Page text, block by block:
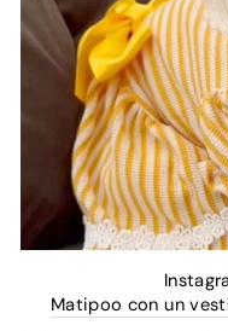
Matipoo con un